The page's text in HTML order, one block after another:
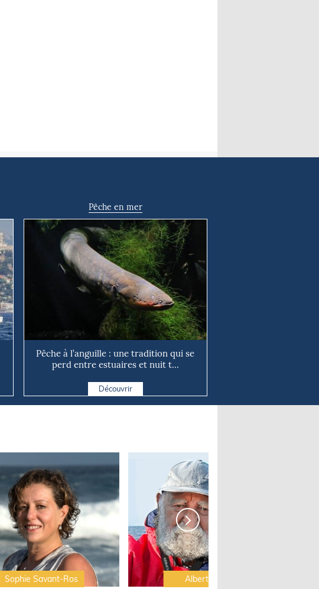
Pêche en mer
Pêche à l’anguille : une tradition qui se
perd entre estuaires et nuit t...
Découvrir
Sophie Savant-Ros Albert Brel